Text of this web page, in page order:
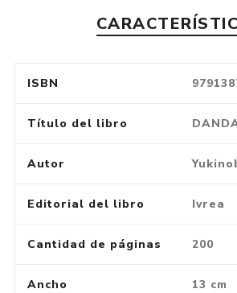
ISBN
Título del libro
Autor
Editorial del libro Ivrea
Cantidad de páginas 200
Ancho 13 cm